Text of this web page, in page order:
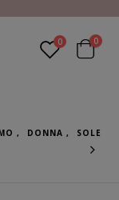
0 0
, DONNA ,
SOLE